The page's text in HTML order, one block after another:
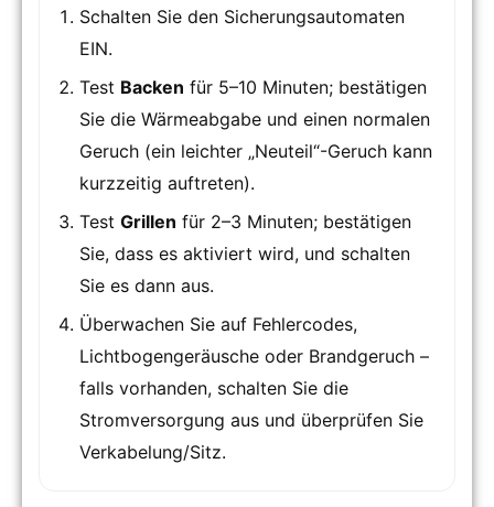
Schalten Sie den Sicherungsautomaten
EIN.
Test Backen für 5–10 Minuten; bestätigen
Sie die Wärmeabgabe und einen normalen
Geruch (ein leichter „Neuteil“-Geruch kann
kurzzeitig auftreten).
Test Grillen für 2–3 Minuten; bestätigen
Sie, dass es aktiviert wird, und schalten
Sie es dann aus.
Überwachen Sie auf Fehlercodes,
Lichtbogengeräusche oder Brandgeruch –
falls vorhanden, schalten Sie die
Stromversorgung aus und überprüfen Sie
Verkabelung/Sitz.